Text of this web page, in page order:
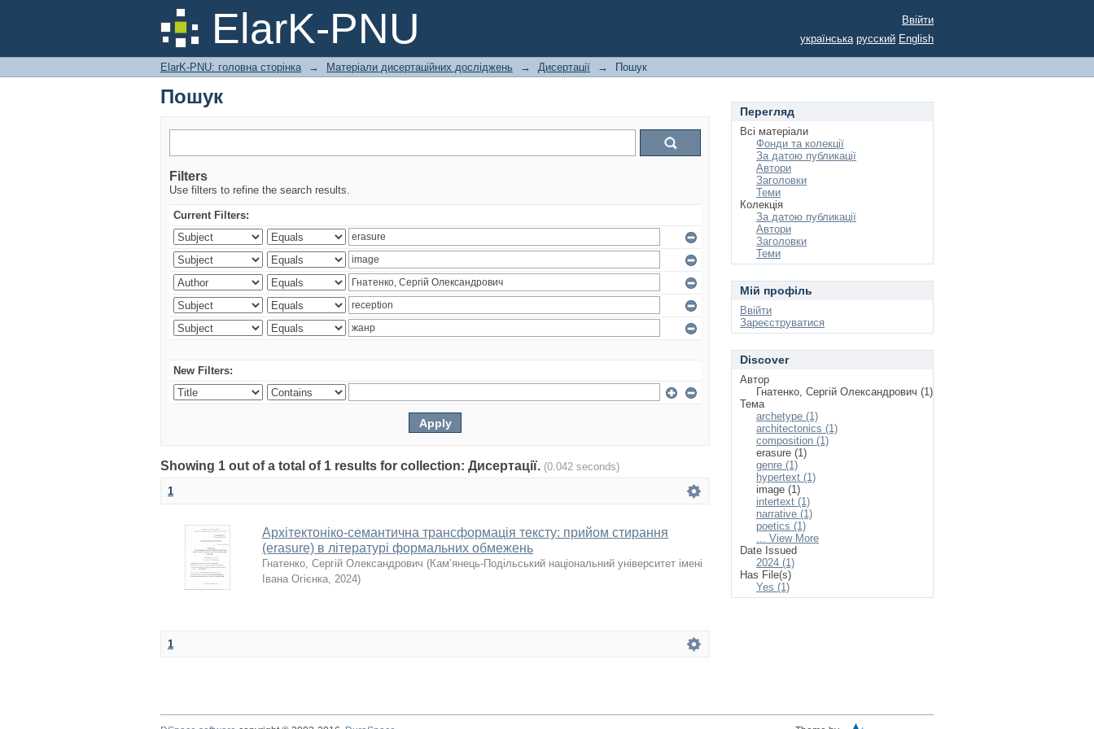
ElarK-PNU
Пошук
Ввійти
українська русский English
ElarK-PNU: головна сторінка → Матеріали дисертаційних досліджень → Дисертації → Пошук
Пошук
Filters
Use filters to refine the search results.
Current Filters:
New Filters:
Showing 1 out of a total of 1 results for collection: Дисертації. (0.042 seconds)
1
Архітектоніко-семантична трансформація тексту: прийом стирання
(erasure) в літературі формальних обмежень
Гнатенко, Сергій Олександрович (Кам’янець-Подільський національний університет імені
Івана Огієнка, 2024)
1
Перегляд
Всі матеріали
Фонди та колекції
За датою публикації
Автори
Заголовки
Теми
Колекція
За датою публикації
Автори
Заголовки
Теми
Мій профіль
Ввійти
Зареєструватися
Discover
Автор
Гнатенко, Сергій Олександрович (1)
Тема
archetype (1)
architectonics (1)
composition (1)
erasure (1)
genre (1)
hypertext (1)
image (1)
intertext (1)
narrative (1)
poetics (1)
... View More
Date Issued
2024 (1)
Has File(s)
Yes (1)